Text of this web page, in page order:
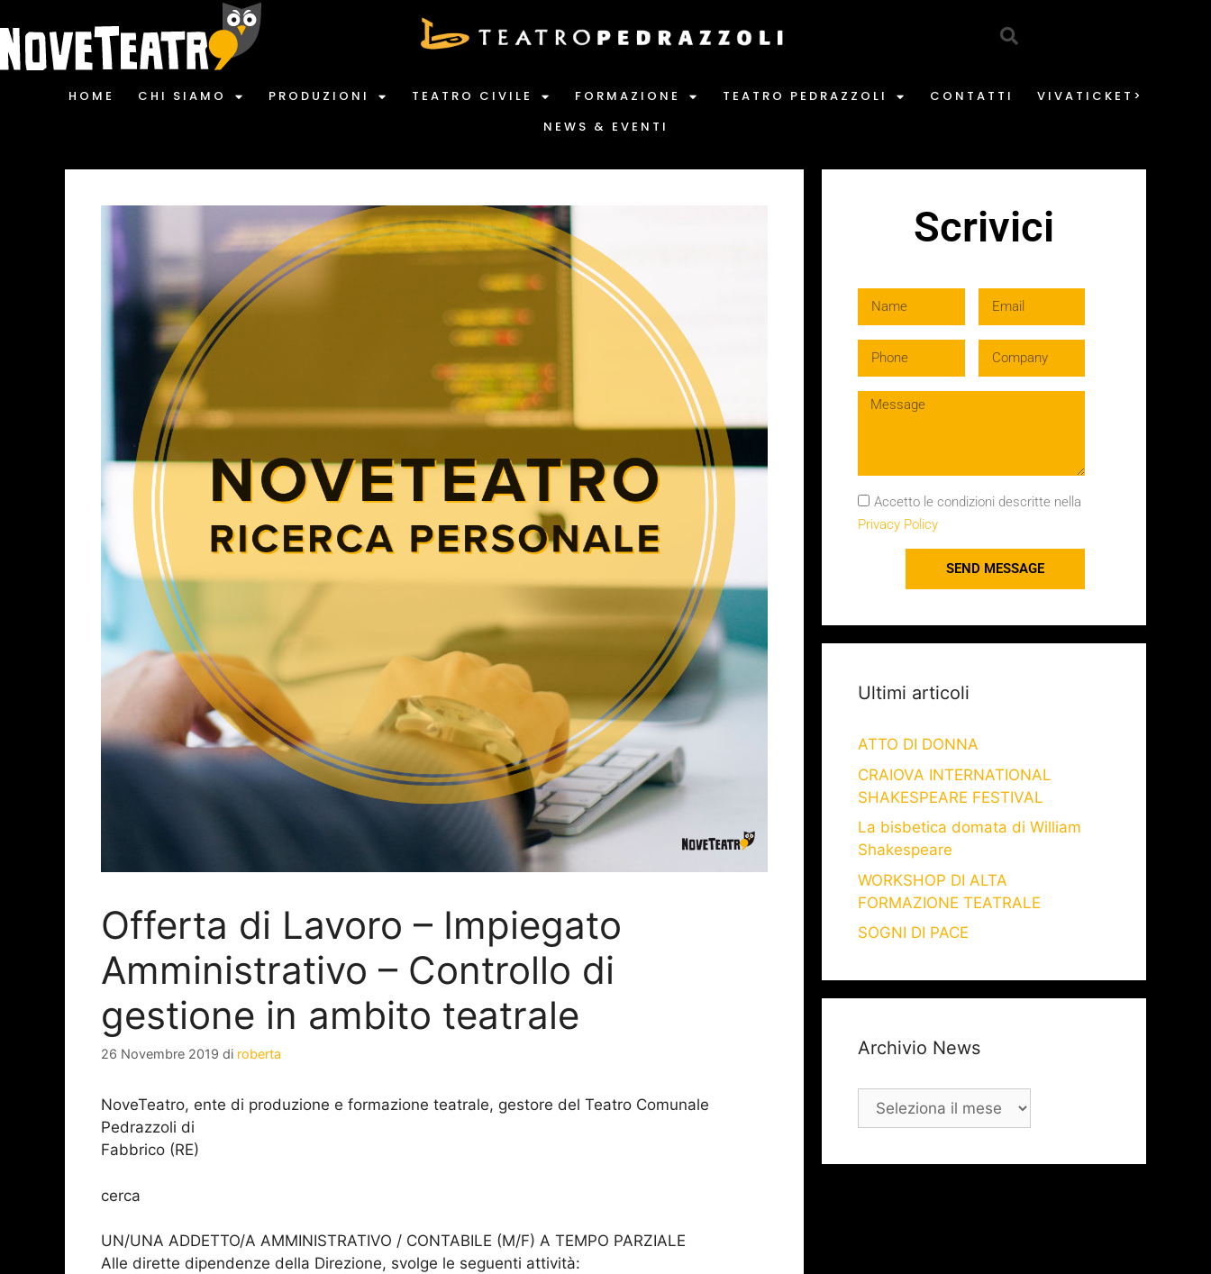
HOME CHI SIAMO PRODUZIONI TEATRO CIVILE FORMAZIONE TEATRO PEDRAZZOLI CONTATTI
VIVATICKET>
NEWS & EVENTI
Offerta di Lavoro – Impiegato
Amministrativo – Controllo di
gestione in ambito teatrale
26 Novembre 2019 di roberta
NoveTeatro, ente di produzione e formazione teatrale, gestore del Teatro Comunale
Pedrazzoli di
Fabbrico (RE)
cerca
UN/UNA ADDETTO/A AMMINISTRATIVO / CONTABILE (M/F) A TEMPO PARZIALE
Alle dirette dipendenze della Direzione, svolge le seguenti attività:
Scrivici
Accetto le condizioni descritte nella
Privacy Policy
SEND MESSAGE
Ultimi articoli
ATTO DI DONNA
CRAIOVA INTERNATIONAL
SHAKESPEARE FESTIVAL
La bisbetica domata di William
Shakespeare
WORKSHOP DI ALTA
FORMAZIONE TEATRALE
SOGNI DI PACE
Archivio News